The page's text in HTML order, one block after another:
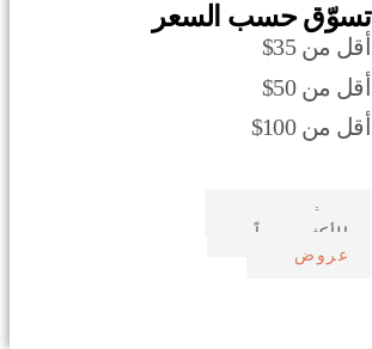
تسوّق حسب السعر
أقل من 35$
أقل من 50$
أقل من 100$
صدف بحري
الأكثر مبيعاً
عروض